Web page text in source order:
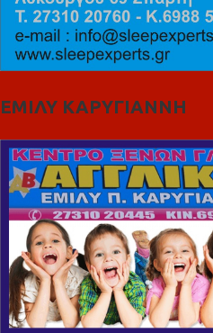
ΕΜΙΛΥ ΚΑΡΥΓΙΑΝΝΗ